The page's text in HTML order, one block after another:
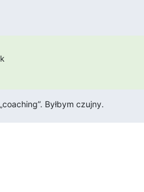
Byłbym czujny.